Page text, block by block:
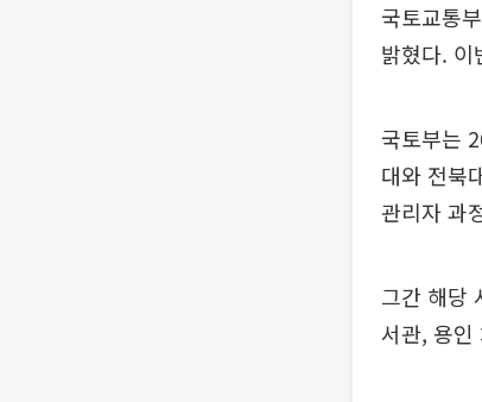
국토교통
밝혔다. 이
국토부는
대와 전북
관리자 과
그간 해당
서관, 용인